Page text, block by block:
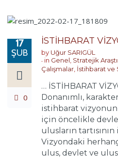
17
ŞUB
0
İSTİHBARAT
by Uğur SARIGÜL
in Genel Stratejik
Çalışmalar İstihbarat ve
… İSTİHBARAT
Donanımlı,
istihbarat
için öncelikle
ulusların
Vizyondaki
ulus, devlet ve